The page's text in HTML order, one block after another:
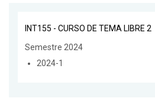
INT155 - CURSO DE TEMA LIBRE 2
Semestre 2024
2024-1